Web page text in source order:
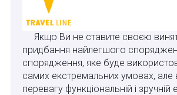
Якщо Ви не ставите своєю
придбання найлегшого
спорядження, яке буде
самих екстремальних умовах, але
перевагу функціональній і зручній